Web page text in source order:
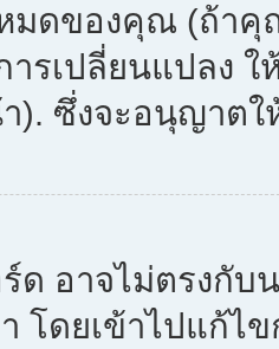
มดของคุณ (ถ้าคุ
ารเปลี่ยนแปลง
). ซึ่งจะอนุญาต
ด อาจไม่ตรงกั
โดยเข้าไปแก้ไ